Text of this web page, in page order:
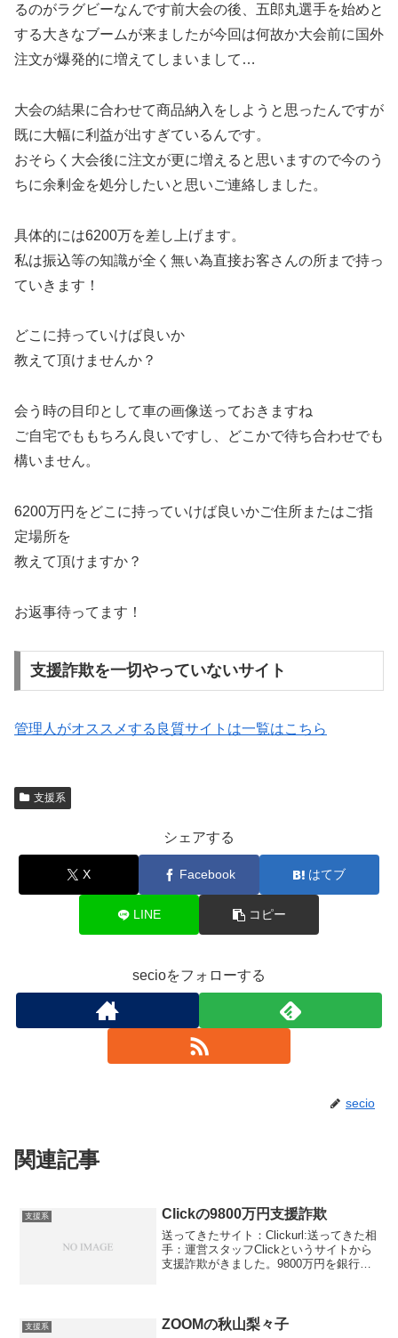
るのがラグビーなんです前大会の後、五郎丸選手を始めと
する大きなブームが来ましたが今回は何故か大会前に国外
注文が爆発的に増えてしまいまして…
大会の結果に合わせて商品納入をしようと思ったんですが
既に大幅に利益が出すぎているんです。
おそらく大会後に注文が更に増えると思いますので今のう
ちに余剰金を処分したいと思いご連絡しました。
具体的には6200万を差し上げます。
私は振込等の知識が全く無い為直接お客さんの所まで持っ
ていきます！
どこに持っていけば良いか
教えて頂けませんか？
会う時の目印として車の画像送っておきますね
ご自宅でももちろん良いですし、どこかで待ち合わせでも
構いません。
6200万円をどこに持っていけば良いかご住所またはご指
定場所を
教えて頂けますか？
お返事待ってます！
支援詐欺を一切やっていないサイト
管理人がオススメする良質サイトは一覧はこちら
支援系
シェアする
X Facebook はてブ
LINE コピー
secioをフォローする
secio
関連記事
支援系 Clickの9800万円支援詐欺
送ってきたサイト：Clickurl:送ってきた相
手：運営スタッフClickというサイトから
支援詐欺がきました。9800万円を銀行経
支援系 ZOOMの秋山梨々子